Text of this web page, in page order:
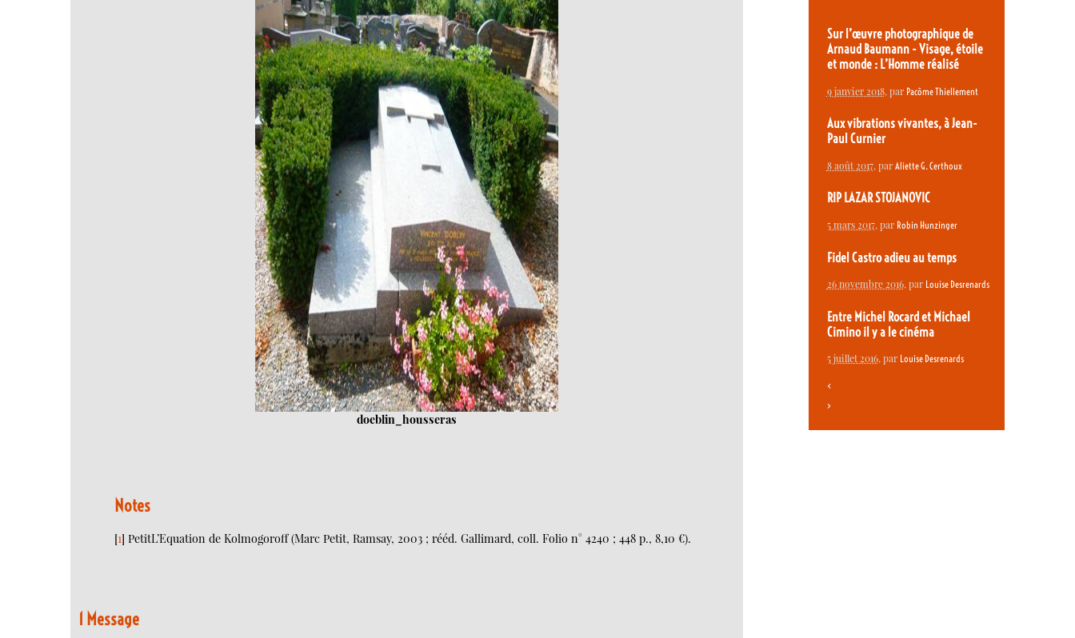
doeblin_housseras
Notes
[1]PetitL’Equation de Kolmogoroff (Marc Petit, Ramsay, 2003 ; rééd. Gallimard, coll. Folio n° 4240 ; 448 p., 8,10 €).
1 Message
Sur l’œuvre photographique de
Arnaud Baumann - Visage, étoile
et monde : L’Homme réalisé
9 janvier 2018, par Pacôme Thiellement
Aux vibrations vivantes, à Jean-
Paul Curnier
8 août 2017, par Aliette G. Certhoux
RIP LAZAR STOJANOVIC
5 mars 2017, par Robin Hunzinger
Fidel Castro adieu au temps
26 novembre 2016, par Louise Desrenards
Entre Michel Rocard et Michael
Cimino il y a le cinéma
5 juillet 2016, par Louise Desrenards
<
>